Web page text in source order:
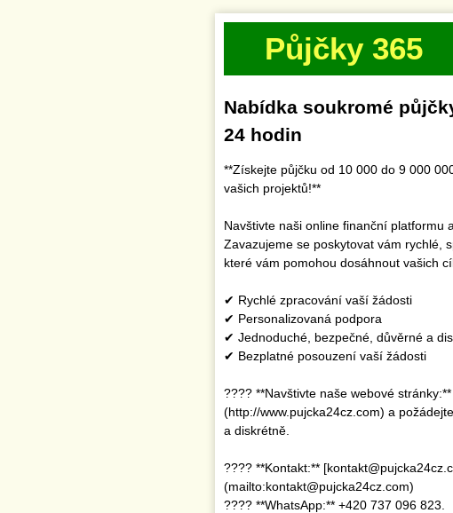
Půjčky 365
Nabídka soukromé
24 hodin
**Získejte půjčku od 10 000 do 9 000
vašich projektů!**
Navštivte naši online finanční platformu
Zavazujeme se poskytovat vám rychlé,
které vám pomohou dosáhnout vašich
✔ Rychlé zpracování vaší žádosti
✔ Personalizovaná podpora
✔ Jednoduché, bezpečné, důvěrné a
✔ Bezplatné posouzení vaší žádosti
???? **Navštivte naše webové
(http://www.pujcka24cz.com) a
a diskrétně.
???? **Kontakt:**
(mailto:kontakt@pujcka24cz.com)
???? **WhatsApp:** +420 737 096 823.